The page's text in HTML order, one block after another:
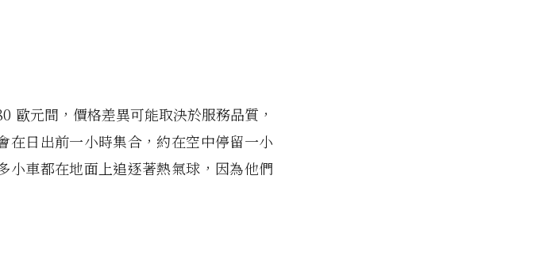
歐元間，價格差異可能取決於服務品質，
在日出前一小時集合，約在空中停留一小
小車都在地面上追逐著熱氣球，因為他們